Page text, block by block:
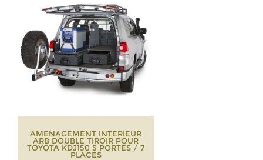
AMENAGEMENT INTERIEUR
ARB DOUBLE TIROIR POUR
TOYOTA KDJ150 5 PORTES / 7
PLACES